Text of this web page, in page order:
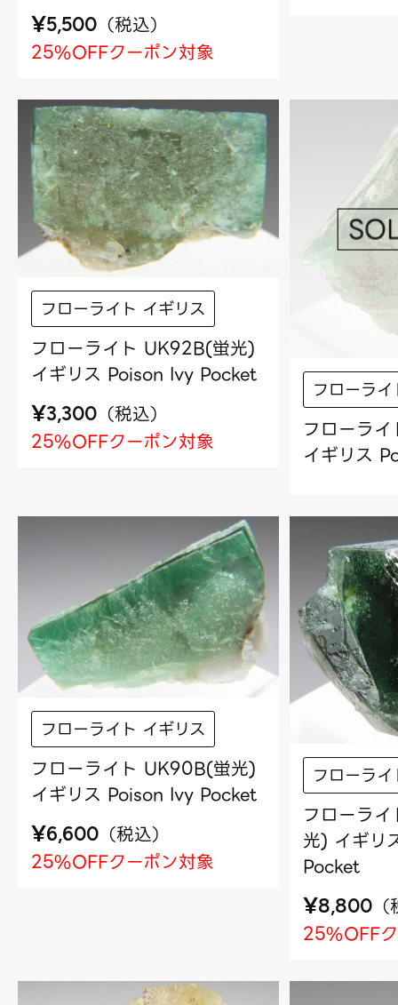
¥5,500 （税込）
25%OFFクーポン対象
フローライト イギリス
フローライト UK92B(蛍光)
イギリス Poison Ivy Pocket
¥3,300 （税込）
25%OFFクーポン対象
フローラ
フローラ
イギリス
フローライト イギリス
フローライト UK90B(蛍光)
イギリス Poison Ivy Pocket
¥6,600 （税込）
25%OFFクーポン対象
フローラ
フローラ
光) イギリ
Pocket
¥8,800 （
25%OFF